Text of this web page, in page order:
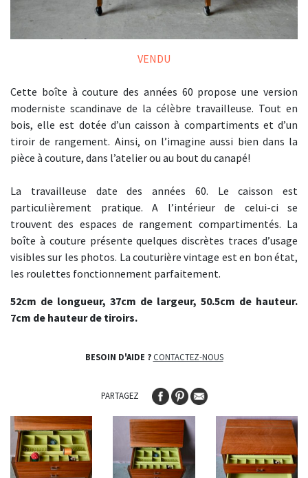
VENDU
Cette boîte à couture des années 60 propose une version
moderniste scandinave de la célèbre travailleuse. Tout en
bois, elle est dotée d’un caisson à compartiments et d’un
tiroir de rangement. Ainsi, on l’imagine aussi bien dans la
pièce à couture, dans l’atelier ou au bout du canapé!
La travailleuse date des années 60. Le caisson est
particulièrement pratique. A l’intérieur de celui-ci se
trouvent des espaces de rangement compartimentés. La
boîte à couture présente quelques discrètes traces d’usage
visibles sur les photos. La couturière vintage est en bon état,
les roulettes fonctionnement parfaitement.
52cm de longueur, 37cm de largeur, 50.5cm de hauteur.
7cm de hauteur de tiroirs.
BESOIN D'AIDE ? CONTACTEZ-NOUS
PARTAGEZ